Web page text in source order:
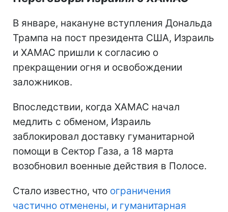
В январе, накануне вступления Дональда
Трампа на пост президента США, Израиль
и ХАМАС пришли к согласию о
прекращении огня и освобождении
заложников.
Впоследствии, когда ХАМАС начал
медлить с обменом, Израиль
заблокировал доставку гуманитарной
помощи в Сектор Газа, а 18 марта
возобновил военные действия в Полосе.
Стало известно, что ограничения
частично отменены, и гуманитарная